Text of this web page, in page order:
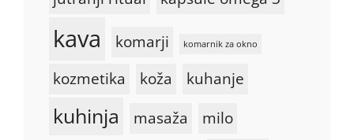
kava komarji komarnik za okno
kozmetika koža kuhanje
kuhinja masaža
milo